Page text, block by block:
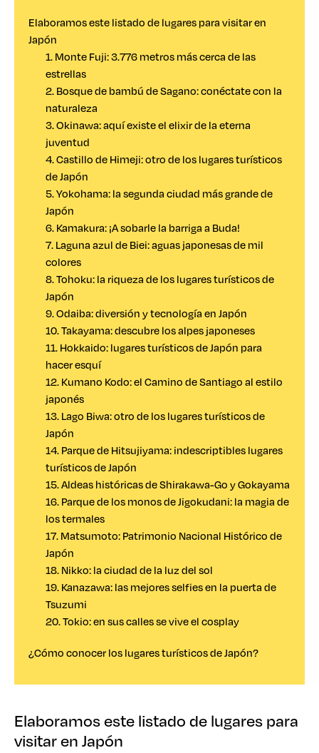
Elaboramos este listado de lugares para visitar en
Japón
1. Monte Fuji: 3.776 metros más cerca de las
estrellas
2. Bosque de bambú de Sagano: conéctate con la
naturaleza
3. Okinawa: aquí existe el elixir de la eterna
juventud
4. Castillo de Himeji: otro de los lugares turísticos
de Japón
5. Yokohama: la segunda ciudad más grande de
Japón
6. Kamakura: ¡A sobarle la barriga a Buda!
7. Laguna azul de Biei: aguas japonesas de mil
colores
8. Tohoku: la riqueza de los lugares turísticos de
Japón
9. Odaiba: diversión y tecnología en Japón
10. Takayama: descubre los alpes japoneses
11. Hokkaido: lugares turísticos de Japón para
hacer esquí
12. Kumano Kodo: el Camino de Santiago al estilo
japonés
13. Lago Biwa: otro de los lugares turísticos de
Japón
14. Parque de Hitsujiyama: indescriptibles lugares
turísticos de Japón
15. Aldeas históricas de Shirakawa-Go y Gokayama
16. Parque de los monos de Jigokudani: la magia de
los termales
17. Matsumoto: Patrimonio Nacional Histórico de
Japón
18. Nikko: la ciudad de la luz del sol
19. Kanazawa: las mejores selfies en la puerta de
Tsuzumi
20. Tokio: en sus calles se vive el cosplay
¿Cómo conocer los lugares turísticos de Japón?
Elaboramos este listado de lugares para
visitar en Japón